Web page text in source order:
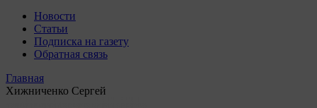
Новости
Статьи
Подписка на газету
Обратная связь
Главная
Хижниченко Сергей